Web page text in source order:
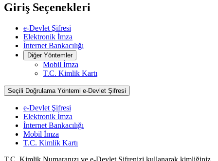
Giriş Seçenekleri
e-Devlet Şifresi
Elektronik İmza
İnternet Bankacılığı
Diğer Yöntemler
Mobil İmza
T.C. Kimlik Kartı
Seçili Doğrulama Yöntemi e-Devlet Şifresi
e-Devlet Şifresi
Elektronik İmza
İnternet Bankacılığı
Mobil İmza
T.C. Kimlik Kartı
T.C. Kimlik Numaranızı ve e-Devlet Şifrenizi kullanarak kimliğiniz